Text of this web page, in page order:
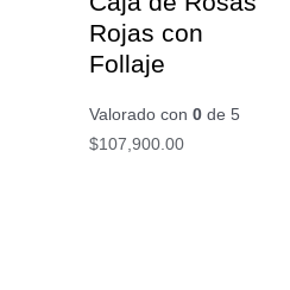
Rojas con
Follaje
Valorado con 0de 5
$107,900.00